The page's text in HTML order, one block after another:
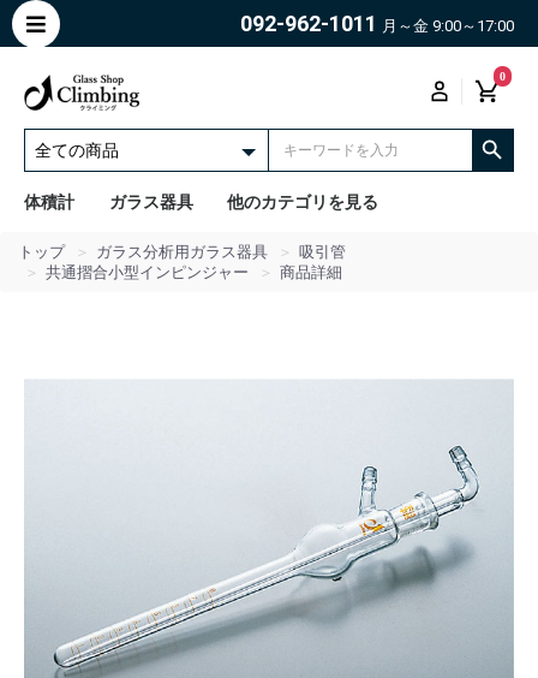
092-962-1011 月～金 9:00～17:00
0
体積計 ガラス器具 他のカテゴリを見る
トップ ガラス分析用ガラス器具
吸引管
共通摺合小型インピンジャー
商品詳細